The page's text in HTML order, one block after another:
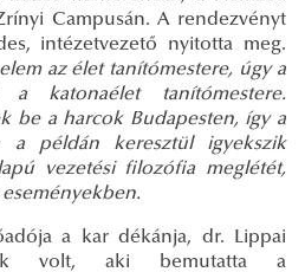
Campusán. A rendezvényt
intézetvezető nyitotta meg.
az élet tanítómestere, úgy a
a katonaélet tanítómestere.
be a harcok Budapesten, így a
a példán keresztül igyekszik
vezetési filozófia meglétét,
a kar dékánja, dr. Lippai
volt, aki bemutatta a